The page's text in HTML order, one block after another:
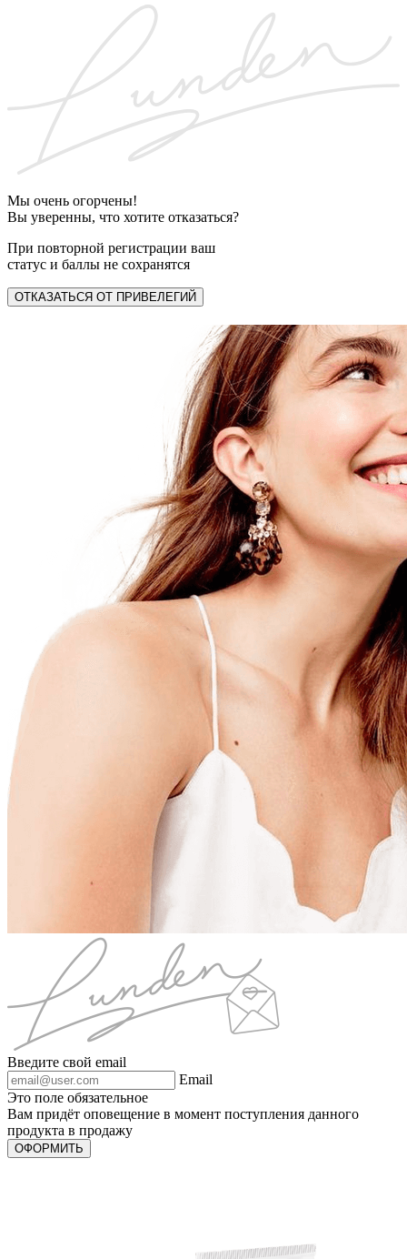
Мы очень огорчены!
Вы уверенны, что хотите отказаться?
При повторной регистрации ваш
статус и баллы не сохранятся
ОТКАЗАТЬСЯ ОТ ПРИВЕЛЕГИЙ
Введите свой email
Email
Это поле обязательное
Вам придёт оповещение в момент поступления данного
продукта в продажу
ОФОРМИТЬ